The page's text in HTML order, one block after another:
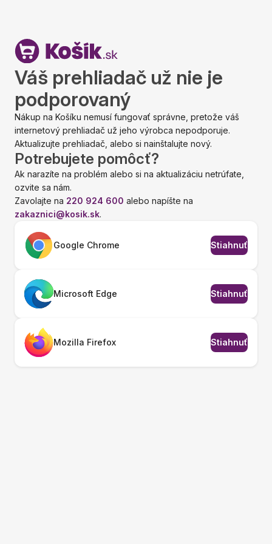
Váš prehliadač už nie je
podporovaný
Nákup na Košíku nemusí fungovať správne, pretože váš
internetový prehliadač už jeho výrobca nepodporuje.
Aktualizujte prehliadač, alebo si nainštalujte nový.
Potrebujete pomôcť?
Ak narazíte na problém alebo si na aktualizáciu netrúfate,
ozvite sa nám.
Zavolajte na 220 924 600 alebo napíšte na
zakaznici@kosik.sk.
Google Chrome Stiahnuť
Microsoft Edge Stiahnuť
Mozilla Firefox Stiahnuť